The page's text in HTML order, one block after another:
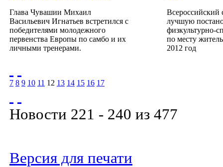
Глава Чувашии Михаил
Васильевич Игнатьев встретился с
победителями молодежного
первенства Европы по самбо и их
личными тренерами.
Всероссийский
лучшую
физкультурно-
по месту
2012 год
7 8 9 10 11 12 13 14 15 16 17
Новости 221 - 240 из 477
Версия для печати